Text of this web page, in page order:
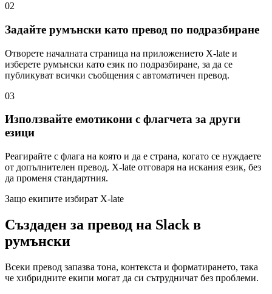
02
Задайте румънски като превод по подразбиране
Отворете началната страница на приложението X-late и
изберете румънски като език по подразбиране, за да се
публикуват всички съобщения с автоматичен превод.
03
Използвайте емотикони с флагчета за други
езици
Реагирайте с флага на която и да е страна, когато се нуждаете
от допълнителен превод. X-late отговаря на искания език, без
да променя стандартния.
Защо екипите избират X-late
Създаден за превод на Slack в
румънски
Всеки превод запазва тона, контекста и форматирането, така
че хибридните екипи могат да си сътрудничат без проблеми.